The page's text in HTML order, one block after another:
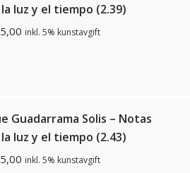
luz y el tiempo (2.39)
inkl. 5% kunstavgift
Guadarrama Solis – Notas
luz y el tiempo (2.43)
inkl. 5% kunstavgift